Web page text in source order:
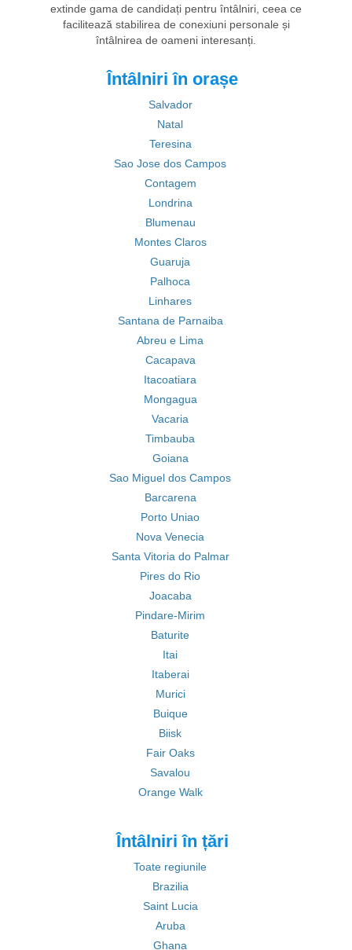
extinde gama de candidați pentru întâlniri, ceea ce
facilitează stabilirea de conexiuni personale și
întâlnirea de oameni interesanți.
Întâlniri în orașe
Salvador
Natal
Teresina
Sao Jose dos Campos
Contagem
Londrina
Blumenau
Montes Claros
Guaruja
Palhoca
Linhares
Santana de Parnaiba
Abreu e Lima
Cacapava
Itacoatiara
Mongagua
Vacaria
Timbauba
Goiana
Sao Miguel dos Campos
Barcarena
Porto Uniao
Nova Venecia
Santa Vitoria do Palmar
Pires do Rio
Joacaba
Pindare-Mirim
Baturite
Itai
Itaberai
Murici
Buique
Biisk
Fair Oaks
Savalou
Orange Walk
Întâlniri în țări
Toate regiunile
Brazilia
Saint Lucia
Aruba
Ghana